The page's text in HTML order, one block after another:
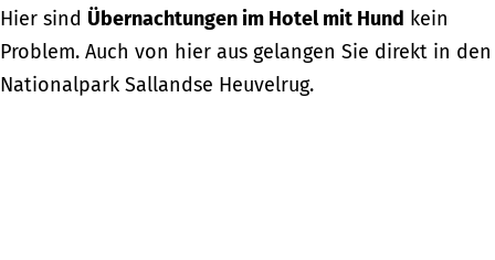
Hier sind Übernachtungen im Hotel mit Hund kein
Problem. Auch von hier aus gelangen Sie direkt in den
Nationalpark Sallandse Heuvelrug.